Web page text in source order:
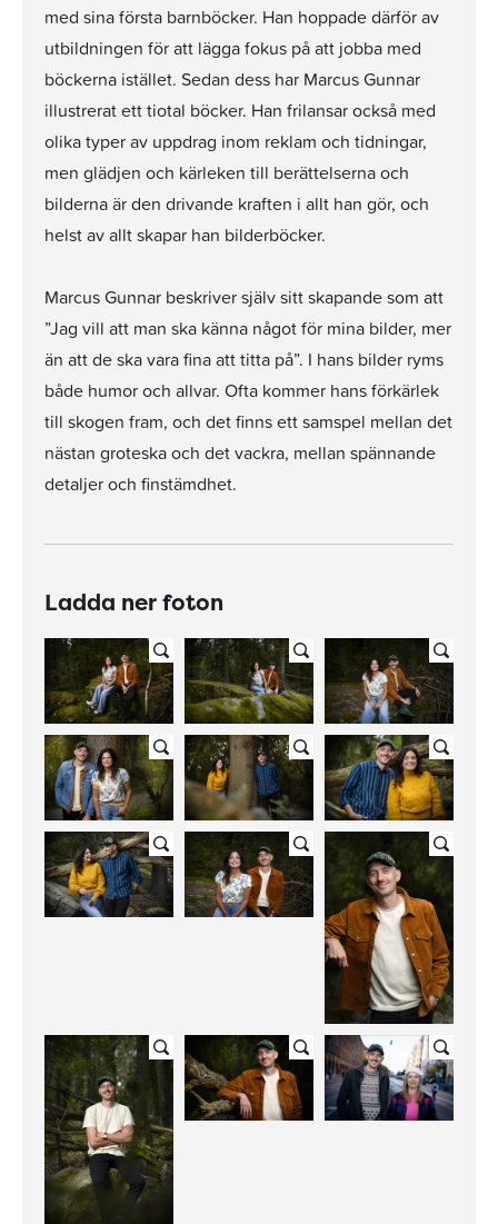
med sina första barnböcker. Han hoppade därför av
utbildningen för att lägga fokus på att jobba med
böckerna istället. Sedan dess har Marcus Gunnar
illustrerat ett tiotal böcker. Han frilansar också med
olika typer av uppdrag inom reklam och tidningar,
men glädjen och kärleken till berättelserna och
bilderna är den drivande kraften i allt han gör, och
helst av allt skapar han bilderböcker.
Marcus Gunnar beskriver själv sitt skapande som att
”Jag vill att man ska känna något för mina bilder, mer
än att de ska vara fina att titta på”. I hans bilder ryms
både humor och allvar. Ofta kommer hans förkärlek
till skogen fram, och det finns ett samspel mellan det
nästan groteska och det vackra, mellan spännande
detaljer och finstämdhet.
Ladda ner foton